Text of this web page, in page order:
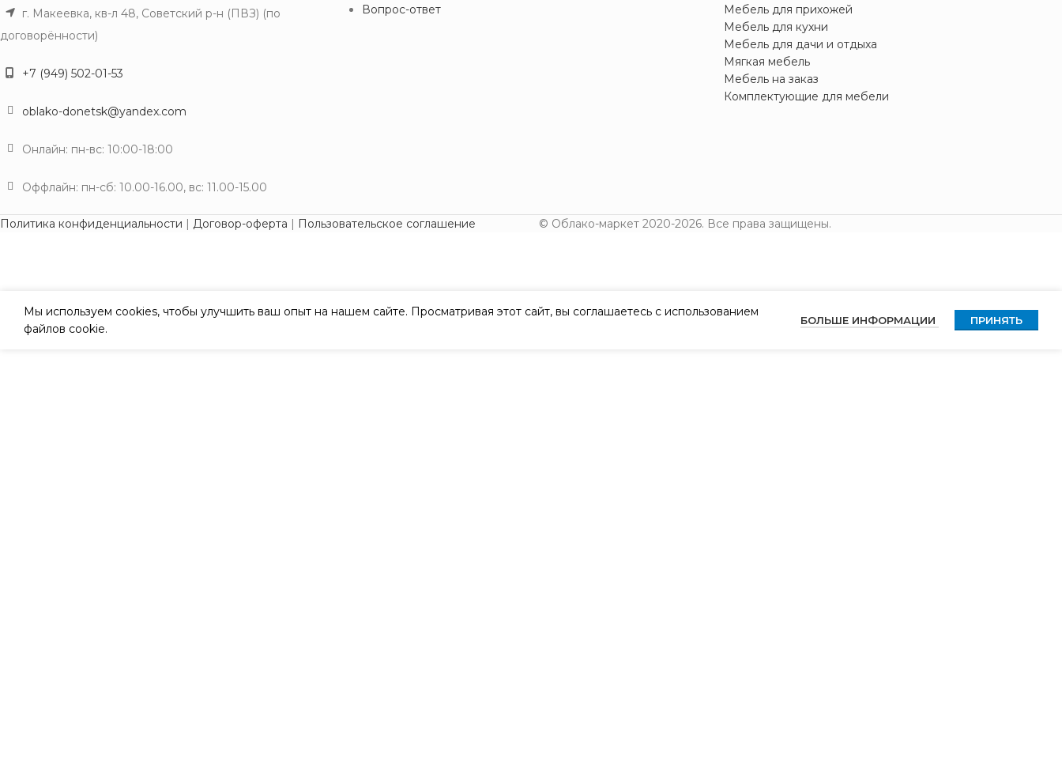
г. Макеевка, кв-л 48, Советский р-н (ПВЗ) (по
договорённости)
+7 (949) 502-01-53
oblako-donetsk@yandex.com
Онлайн: пн-вс: 10:00-18:00
Оффлайн: пн-сб: 10.00-16.00, вс: 11.00-15.00
Вопрос-ответ
Мебель для прихожей
Мебель для кухни
Мебель для дачи и отдыха
Мягкая мебель
Мебель на заказ
Комплектующие для мебели
Политика конфиденциальности | Договор-оферта | Пользовательское соглашение © Облако-маркет 2020-2026. Все права защищены.
Мы используем cookies, чтобы улучшить ваш опыт на нашем сайте. Просматривая этот сайт, вы соглашаетесь с использованием
файлов cookie.
БОЛЬШЕ ИНФОРМАЦИИ ПРИНЯТЬ